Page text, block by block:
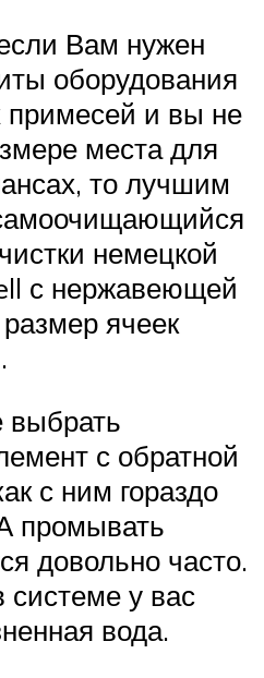
Вам нужен
оборудования
примесей и вы не
места для
то лучшим
немецкой
с нержавеющей
ячеек
выбрать
с обратной
с ним гораздо
промывать
довольно часто.
у вас
вода.